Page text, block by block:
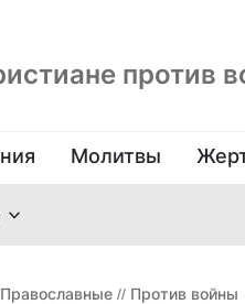
против
Молитвы
Православные // Против войны